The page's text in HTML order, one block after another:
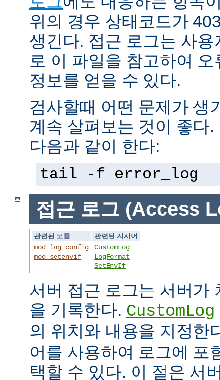
위의 경우 상태코드가
생긴다. 접근 로그는 사
로 이 파일을 참고하여
정보를 얻을 수 있다.
검사할때 어떤 문제가 생
계속 살펴보는 것이 좋다
다음과 같이 한다:
tail -f error_log
접근 로그 (Access
관련된 모듈
관련된 지시어
mod_log_config
mod_setenvif
CustomLog
LogFormat
SetEnvIf
서버 접근 로그는 서버가
을 기록한다. CustomLog
의 위치와 내용을 지정한
어를 사용하여 로그에 포
택할 수 있다. 이 절은 서